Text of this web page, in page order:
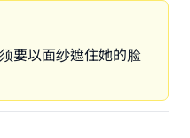
要以面纱遮住她的脸